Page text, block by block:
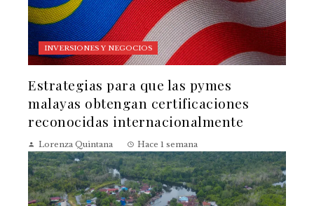
INVERSIONES Y NEGOCIOS
Estrategias para que las pymes
malayas obtengan certificaciones
reconocidas internacionalmente
Lorenza Quintana Hace 1 semana